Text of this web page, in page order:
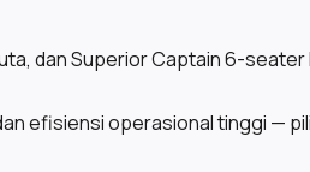
dan Superior Captain 6-seater
efisiensi operasional tinggi —